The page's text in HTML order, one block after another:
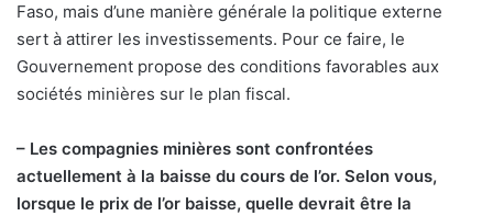
Faso, mais d’une manière générale la politique externe
sert à attirer les investissements. Pour ce faire, le
Gouvernement propose des conditions favorables aux
sociétés minières sur le plan fiscal.
– Les compagnies minières sont confrontées
actuellement à la baisse du cours de l’or. Selon vous,
lorsque le prix de l’or baisse, quelle devrait être la